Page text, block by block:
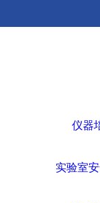
仪器
实验室